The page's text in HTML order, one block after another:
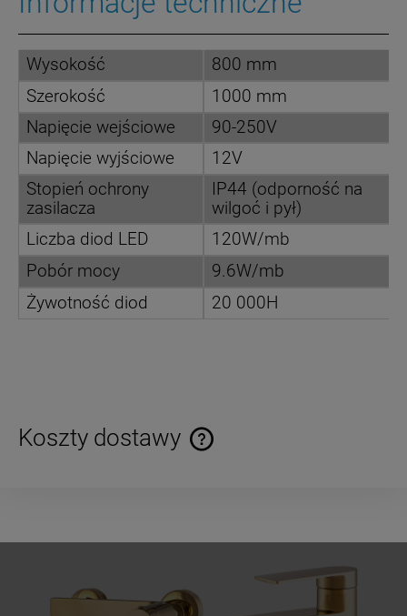
Wysokość
800 mm
Szerokość
1000 mm
Napięcie wejściowe
90-250V
Napięcie wyjściowe
12V
Stopień ochrony
zasilacza
IP44 (odporność na
wilgoć i pył)
Liczba diod LED
120W/mb
Pobór mocy
9.6W/mb
Żywotność diod
20 000H
Koszty dostawy
Cena nie zawiera ewentualnych kosztów płatności